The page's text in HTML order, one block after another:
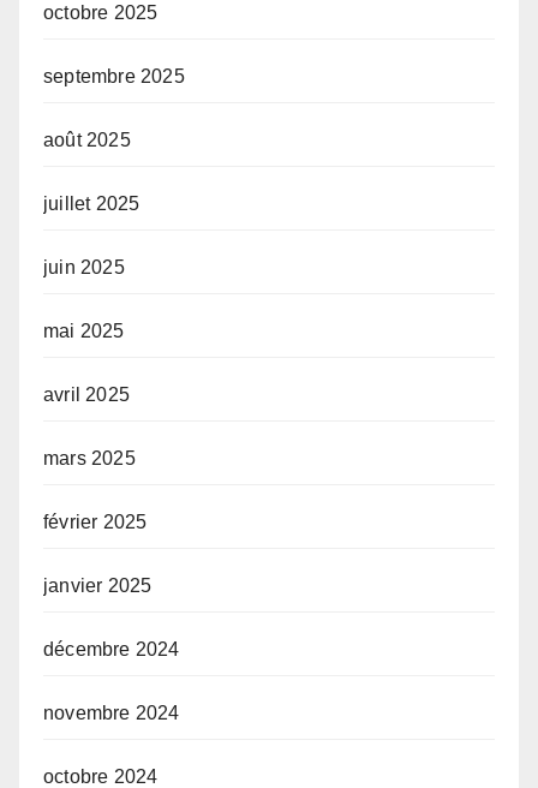
octobre 2025
septembre 2025
août 2025
juillet 2025
juin 2025
mai 2025
avril 2025
mars 2025
février 2025
janvier 2025
décembre 2024
novembre 2024
octobre 2024